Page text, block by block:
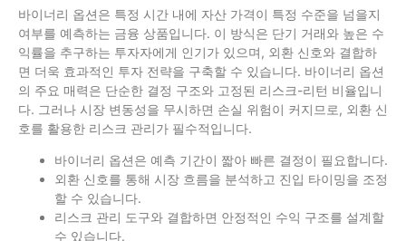
바이너리 옵션은 특정 시간 내에 자산 가격이 특정 수준을 넘을지
여부를 예측하는 금융 상품입니다. 이 방식은 단기 거래와 높은 수
익률을 추구하는 투자자에게 인기가 있으며, 외환 신호와 결합하
면 더욱 효과적인 투자 전략을 구축할 수 있습니다. 바이너리 옵션
의 주요 매력은 단순한 결정 구조와 고정된 리스크-리턴 비율입니
다. 그러나 시장 변동성을 무시하면 손실 위험이 커지므로, 외환 신
호를 활용한 리스크 관리가 필수적입니다.
바이너리 옵션은 예측 기간이 짧아 빠른 결정이 필요합니다.
외환 신호를 통해 시장 흐름을 분석하고 진입 타이밍을 조정
할 수 있습니다.
리스크 관리 도구와 결합하면 안정적인 수익 구조를 설계할
수 있습니다.